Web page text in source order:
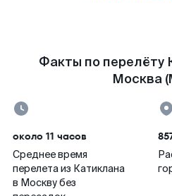
Факты по перелёту
Москва
около 11 часов
Среднее время
перелета из Катиклана
в Москву без